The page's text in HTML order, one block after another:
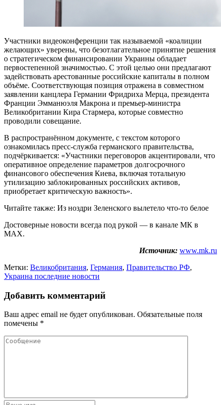
Участники видеоконференции так называемой «коалиции
желающих» уверены, что безотлагательное принятие решения
о стратегическом финансировании Украины обладает
первостепенной значимостью. С этой целью они предлагают
задействовать арестованные российские капиталы в полном
объёме. Соответствующая позиция отражена в совместном
заявлении канцлера Германии Фридриха Мерца, президента
Франции Эмманюэля Макрона и премьер-министра
Великобритании Кира Стармера, которые совместно
проводили совещание.
В распространённом документе, с текстом которого
ознакомилась пресс-служба германского правительства,
подчёркивается: «Участники переговоров акцентировали, что
оперативное определение параметров долгосрочного
финансового обеспечения Киева, включая тотальную
утилизацию заблокированных российских активов,
приобретает критическую важность».
Читайте также: Из ноздри Зеленского вылетело что-то белое
Достоверные новости всегда под рукой — в канале МК в
MAX.
Источник: www.mk.ru
Метки: Великобритания, Германия, Правительство РФ,
Украина последние новости
Добавить комментарий
Ваш адрес email не будет опубликован. Обязательные поля
помечены *